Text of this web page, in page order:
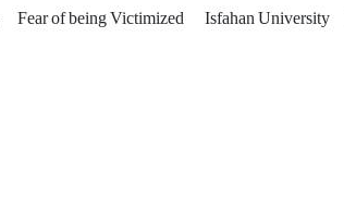
Fear of being Victimized Isfahan University